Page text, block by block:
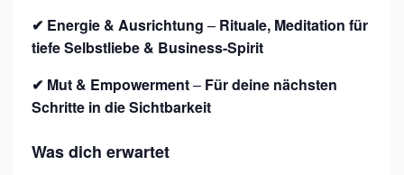
✔ Energie & Ausrichtung – Rituale, Meditation für
tiefe Selbstliebe & Business-Spirit
✔ Mut & Empowerment– Für deine nächsten
Schritte in die Sichtbarkeit
Was dich erwartet